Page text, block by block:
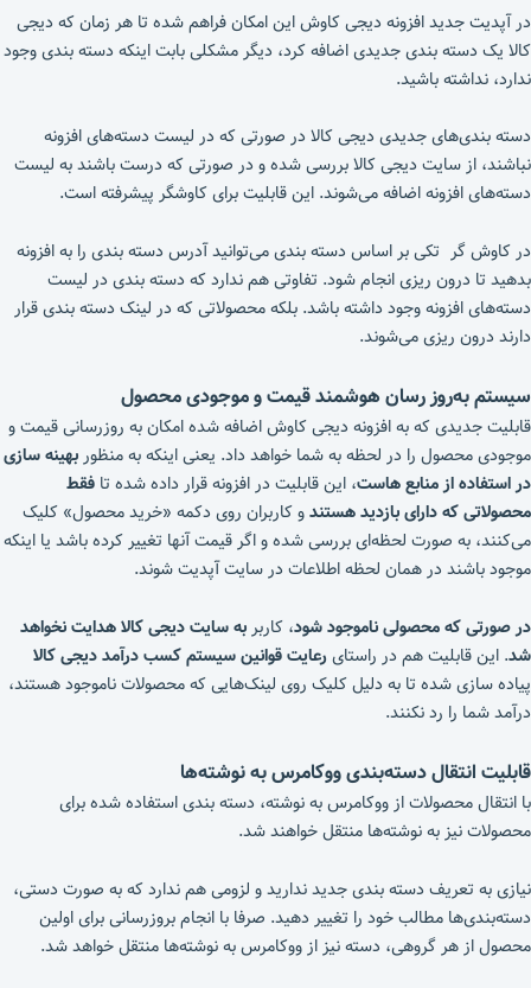
در آپدیت جدید افزونه دیجی کاوش این امکان فراهم شده تا هر زمان که دیجی
کالا یک دسته بندی جدیدی اضافه کرد، دیگر مشکلی بابت اینکه دسته بندی وجود
ندارد، نداشته باشید.
دسته بندی‌های جدیدی دیجی کالا در صورتی که در لیست دسته‌های افزونه
نباشند، از سایت دیجی کالا بررسی شده و در صورتی که درست باشند به لیست
دسته‌های افزونه اضافه می‌شوند. این قابلیت برای کاوشگر پیشرفته است.
در کاوش گر تکی بر اساس دسته بندی می‌توانید آدرس دسته بندی را به افزونه
بدهید تا درون ریزی انجام شود. تفاوتی هم ندارد که دسته بندی در لیست
دسته‌های افزونه وجود داشته باشد. بلکه محصولاتی که در لینک دسته بندی قرار
دارند درون ریزی می‌شوند.
سیستم به‌روز رسان هوشمند قیمت و موجودی محصول
قابلیت جدیدی که به افزونه دیجی کاوش اضافه شده امکان به روزرسانی قیمت و
موجودی محصول را در لحظه به شما خواهد داد. یعنی اینکه به منظوربهینه سازی
در استفاده از منابع هاست، این قابلیت در افزونه قرار داده شده تا فقط
محصولاتی که دارای بازدید هستندو کاربران روی دکمه «خرید محصول» کلیک
می‌کنند، به صورت لحظه‌ای بررسی شده و اگر قیمت آنها تغییر کرده باشد یا اینکه
موجود باشند در همان لحظه اطلاعات در سایت آپدیت شوند.
در صورتی که محصولی ناموجود شود، کاربر به سایت دیجی کالا هدایت نخواهد
شد. این قابلیت هم در راستایرعایت قوانین سیستم کسب درآمد دیجی کالا
پیاده سازی شده تا به دلیل کلیک روی لینک‌هایی که محصولات ناموجود هستند،
درآمد شما را رد نکنند.
قابلیت انتقال دسته‌بندی ووکامرس به نوشته‌ها
با انتقال محصولات از ووکامرس به نوشته، دسته بندی استفاده شده برای
محصولات نیز به نوشته‌ها منتقل خواهند شد.
نیازی به تعریف دسته بندی جدید ندارید و لزومی هم ندارد که به صورت دستی،
دسته‌بندی‌ها مطالب خود را تغییر دهید. صرفا با انجام بروزرسانی برای اولین
محصول از هر گروهی، دسته نیز از ووکامرس به نوشته‌ها منتقل خواهد شد.